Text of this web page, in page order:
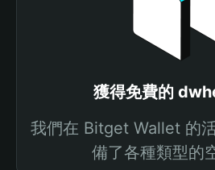
獲得免費的
我們在 Bitget Wallet 的
備了各種類型的